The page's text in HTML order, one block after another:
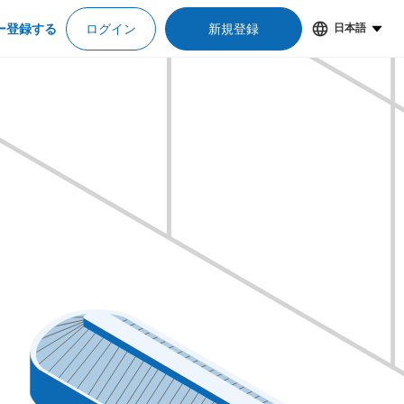
登録する ログイン 新規登録 日本語